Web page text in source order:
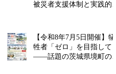
被災者支援体制と実践的訓
【令和8年7月5日開催】犠
牲者「ゼロ」を目指して
――話題の茨城県境町の災